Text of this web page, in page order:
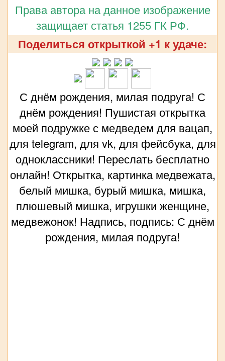
Права автора на данное изображение
защищает статья 1255 ГК РФ.
Поделиться открыткой +1 к удаче:
С днём рождения, милая подруга! С
днём рождения! Пушистая открытка
моей подружке с медведем для вацап,
для telegram, для vk, для фейсбука, для
одноклассники! Переслать бесплатно
онлайн! Открытка, картинка медвежата,
белый мишка, бурый мишка, мишка,
плюшевый мишка, игрушки женщине,
медвежонок! Надпись, подпись: С днём
рождения, милая подруга!